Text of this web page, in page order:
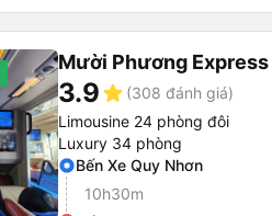
Mười Phương Express
3.9star (308 đánh giá)
Limousine 24 phòng đôi
Luxury 34 phòng
Bến Xe Quy Nhơn
10h30m